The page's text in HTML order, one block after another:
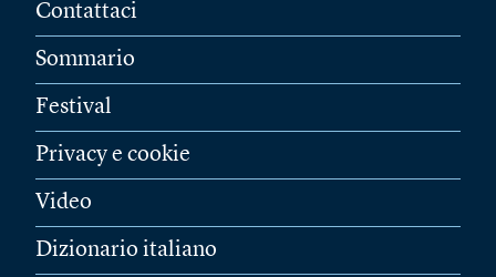
Contattaci
Sommario
Festival
Privacy e cookie
Video
Dizionario italiano